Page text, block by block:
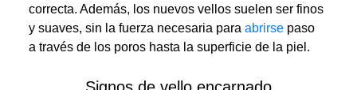
correcta. Además, los nuevos vellos suelen ser finos
y suaves, sin la fuerza necesaria para abrirse paso
a través de los poros hasta la superficie de la piel.